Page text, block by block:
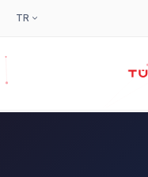
TR